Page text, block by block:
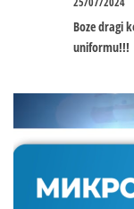
Boze dragi
uniformu!!!